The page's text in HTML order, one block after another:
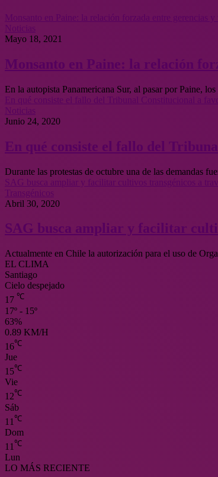
Monsanto en Paine: la relación forzada entre gerencias y
Mayo 18, 2021
En la autopista Panamericana Sur, al pasar por Paine,
En qué consiste el fallo del Tribunal Constitucional a
Noticias
Junio 24, 2020
En qué consiste el fallo del
Durante las protestas de octubre una de las demandas
SAG busca ampliar y facilitar cultivos transgénicos a
Transgénicos
Abril 30, 2020
SAG busca ampliar y facilitar
Actualmente en Chile la autorización para el uso de
EL CLIMA
Santiago
Cielo despejado
17 ℃
17º - 15º
63%
0.89 KM/H
16℃
Jue
15℃
Vie
12℃
Sáb
11 ℃
Dom
11 ℃
Lun
LO MÁS RECIENTE